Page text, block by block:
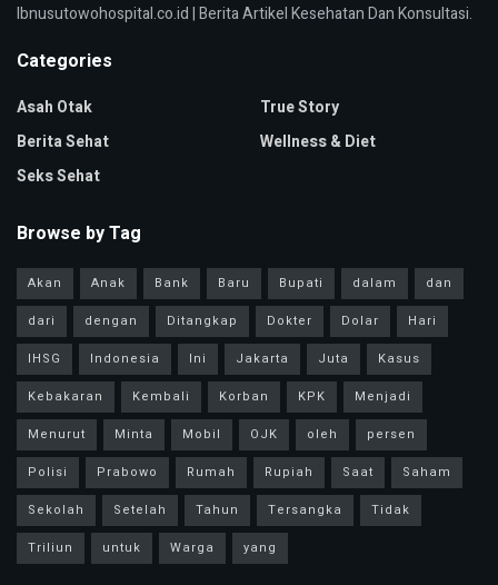
Ibnusutowohospital.co.id | Berita Artikel Kesehatan Dan Konsultasi.
Categories
Asah Otak
Berita Sehat
Seks Sehat
True Story
Wellness & Diet
Browse by Tag
Akan Anak Bank Baru Bupati dalam
dan
dari
dengan Ditangkap Dokter Dolar
Hari
IHSG
Indonesia Ini Jakarta Juta
Kasus
Kebakaran
Kembali Korban KPK
Menjadi
Menurut
Minta Mobil OJK oleh
persen
Polisi
Prabowo Rumah Rupiah Saat
Saham
Sekolah
Setelah Tahun Tersangka
Tidak
Triliun
untuk Warga yang